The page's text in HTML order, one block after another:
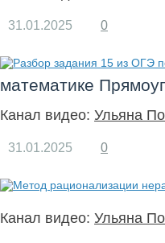
31.01.2025 0
математике
Канал видео: Ульяна
31.01.2025 0
Канал видео: Ульяна